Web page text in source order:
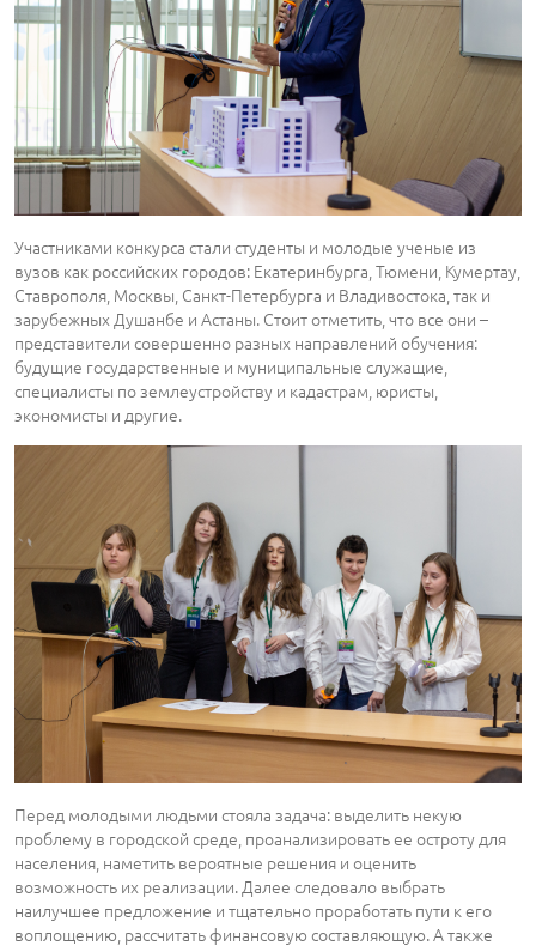
Участниками конкурса стали студенты и молодые ученые из
вузов как российских городов: Екатеринбурга, Тюмени, Кумертау,
Ставрополя, Москвы, Санкт-Петербурга и Владивостока, так и
зарубежных Душанбе и Астаны. Cтоит отметить, что все они –
представители совершенно разных направлений обучения:
будущие государственные и муниципальные служащие,
специалисты по землеустройству и кадастрам, юристы,
экономисты и другие.
Перед молодыми людьми стояла задача: выделить некую
проблему в городской среде, проанализировать ее остроту для
населения, наметить вероятные решения и оценить
возможность их реализации. Далее следовало выбрать
наилучшее предложение и тщательно проработать пути к его
воплощению, рассчитать финансовую составляющую. А также